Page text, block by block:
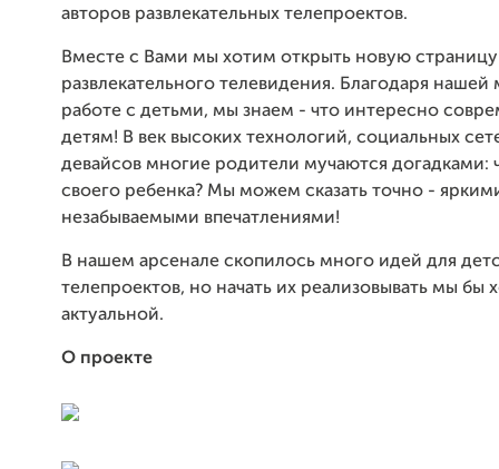
авторов развлекательных телепроектов.
Вместе с Вами мы хотим открыть новую страницу
развлекательного телевидения. Благодаря
работе с детьми, мы знаем - что интересно
детям! В век высоких технологий, социальных
девайсов многие родители мучаются догадками:
своего ребенка? Мы можем сказать точно -
незабываемыми впечатлениями!
В нашем арсенале скопилось много идей для
телепроектов, но начать их реализовывать мы бы
актуальной.
О проекте